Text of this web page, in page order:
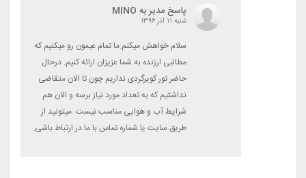
پاسخ مدیر به MINO
شنبه 11 آذر 1396
سلام خواهش میکنم.ما تمام عیمون رو میکنیم که
مطالبی ارزنده به شما عزیزان ارائه کنیم. درحال
حاضر تور کویرگردی نداریم چون تا الان متقاضی
نداشتیم که به تعداد مورد نیاز برسه و الان هم
شرایط آب و هوایی مناسب نیست. میتونید از
طریق سایت یا شماره تماس با ما در ارتباط باشی.